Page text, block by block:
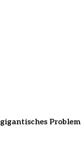
Problem